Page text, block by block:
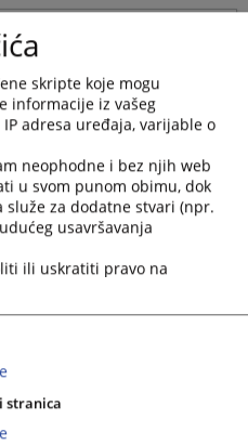
to
interact
with
the
calendar
and
select
date.
Press
the
question
mark
key
get
for
suda
/ 1
1
skripte koje mogu
informacije iz vašeg
adresa uređaja, varijable o
neophodne i bez njih web
u svom punom obimu, dok
za dodatne stvari (npr.
usavršavanja
ili uskratiti pravo na
stranica